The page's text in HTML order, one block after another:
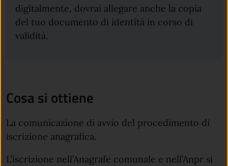
digitalmente, dovrai allegare anche la copia
del tuo documento di identità in corso di
validità.
Cosa si ottiene
La comunicazione di avvio del procedimento di
iscrizione anagrafica.
L’iscrizione nell’Anagrafe comunale e nell’Anpr si